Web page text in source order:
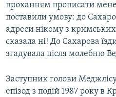
проханням прописати
поставили умову: до
адреси нікому з
сказала ні! До Сахарова
згадувала після молебню
Заступник голови
епізод з подій 1987 року в